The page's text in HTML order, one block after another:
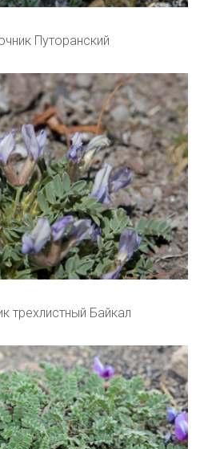
Путоранский
трехлистный Байкал